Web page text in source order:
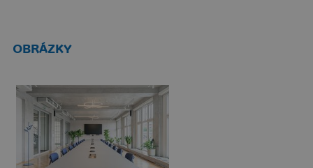
OBRÁZKY